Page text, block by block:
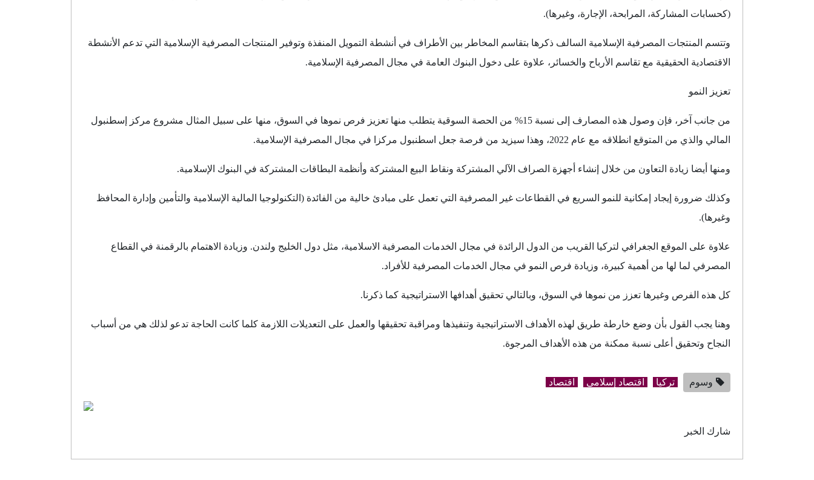
(كحسابات المشاركة، المرابحة، الإجارة، وغيرها).
وتتسم المنتجات المصرفية الإسلامية السالف ذكرها بتقاسم المخاطر بين الأطراف في أنشطة التمويل المنفذة وتوفير المنتجات المصرفية الإسلامية التي تدعم الأنشطة
الاقتصادية الحقيقية مع تقاسم الأرباح والخسائر، علاوة على دخول البنوك العامة في مجال المصرفية الإسلامية.
تعزيز النمو
من جانب آخر، فإن وصول هذه المصارف إلى نسبة 15% من الحصة السوقية يتطلب منها تعزيز فرص نموها في السوق، منها على سبيل المثال مشروع مركز إسطنبول
المالي والذي من المتوقع انطلاقه مع عام 2022، وهذا سيزيد من فرصة جعل اسطنبول مركزا في مجال المصرفية الإسلامية.
ومنها أيضا زيادة التعاون من خلال إنشاء أجهزة الصراف الآلي المشتركة ونقاط البيع المشتركة وأنظمة البطاقات المشتركة في البنوك الإسلامية.
وكذلك ضرورة إيجاد إمكانية للنمو السريع في القطاعات غير المصرفية التي تعمل على مبادئ خالية من الفائدة (التكنولوجيا المالية الإسلامية والتأمين وإدارة المحافظ
وغيرها).
علاوة على الموقع الجغرافي لتركيا القريب من الدول الرائدة في مجال الخدمات المصرفية الاسلامية، مثل دول الخليج ولندن. وزيادة الاهتمام بالرقمنة في القطاع
المصرفي لما لها من أهمية كبيرة، وزيادة فرص النمو في مجال الخدمات المصرفية للأفراد.
كل هذه الفرص وغيرها تعزز من نموها في السوق، وبالتالي تحقيق أهدافها الاستراتيجية كما ذكرنا.
وهنا يجب القول بأن وضع خارطة طريق لهذه الأهداف الاستراتيجية وتنفيذها ومراقبة تحقيقها والعمل على التعديلات اللازمة كلما كانت الحاجة تدعو لذلك هي من أسباب
النجاح وتحقيق أعلى نسبة ممكنة من هذه الأهداف المرجوة.
وسوم تركيا اقتصاد إسلامي اقتصاد
شارك الخبر